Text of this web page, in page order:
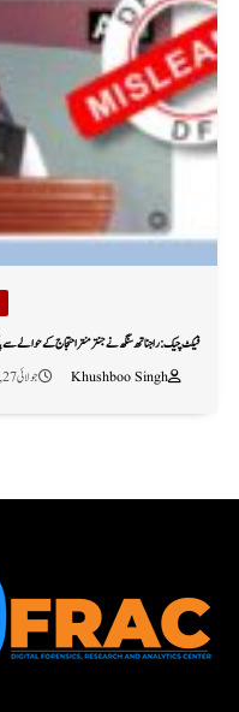
فیکٹ چیک: راجناتھ سنگھ نے جنتر منتر احتجاج کے حوالے سے
Khushboo Singh
جولائی 27, 2026